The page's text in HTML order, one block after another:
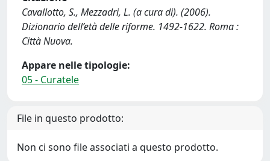
Cavallotto, S., Mezzadri, L. (a cura di). (2006).
Dizionario dell’età delle riforme. 1492-1622. Roma :
Città Nuova.
Appare nelle tipologie:
05 - Curatele
File in questo prodotto:
Non ci sono file associati a questo prodotto.